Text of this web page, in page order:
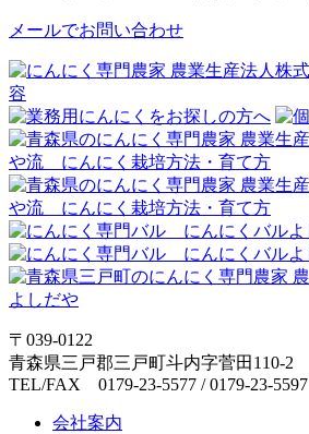
メールでお問い合わせ
〒039-0122
青森県三戸郡三戸町斗内字菅田110-2
TEL/FAX 0179-23-5577 / 0179-23-5597
会社案内